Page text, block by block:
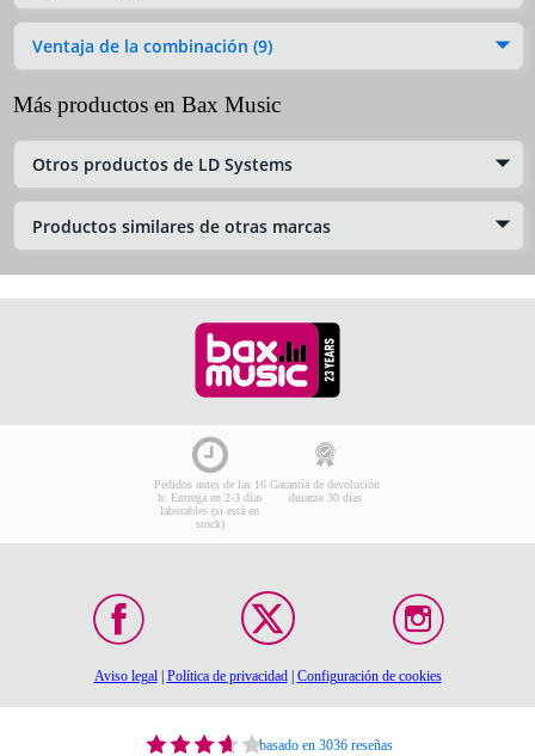
Ventaja de la combinación (9)
Más productos en Bax Music
Otros productos de LD Systems
Productos similares de otras marcas
Pedidos antes de las 16
h: Entrega en 2-3 días
laborables (si está en
stock)
Garantía de devolución
durante 30 días
Aviso legal| Política de privacidad| Configuración de cookies
basado en 3036 reseñas